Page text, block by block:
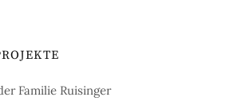
Familie Ruisinger